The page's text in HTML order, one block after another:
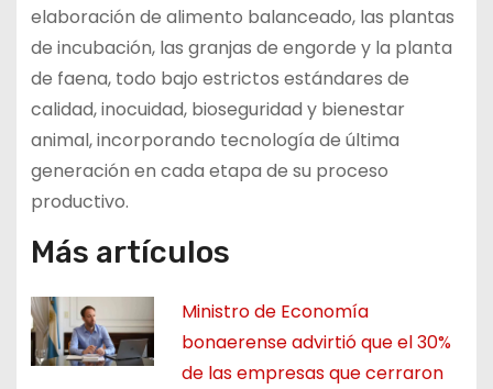
elaboración de alimento balanceado, las plantas
de incubación, las granjas de engorde y la planta
de faena, todo bajo estrictos estándares de
calidad, inocuidad, bioseguridad y bienestar
animal, incorporando tecnología de última
generación en cada etapa de su proceso
productivo.
Más artículos
Ministro de Economía
bonaerense advirtió que el 30%
de las empresas que cerraron